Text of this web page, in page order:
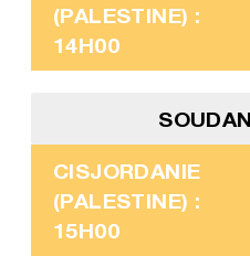
(PALESTINE) :
14H00
CISJORDANIE
(PALESTINE) :
15H00